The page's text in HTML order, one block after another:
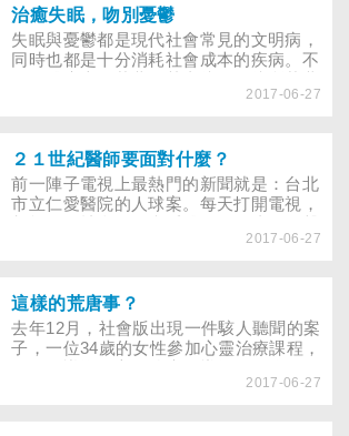
偏，造成的社會成本是很可觀的。今年在
香港參加SEBoD（亞洲減輕憂鬱症社會
經濟負擔研討會）時，看到世界衛生組織
在憂鬱症研究上已進入全球化，且即將發
表研究成果，在亞洲，幾乎所有國家都面
有各自的憂鬱症防治策略。
治癒失眠，吻別憂鬱
失眠與憂鬱都是現代社會常見的文明病，
同時也都是十分消耗社會成本的疾病。不
2017-06-27
２１世紀醫師要面對什麼？
前一陣子電視上最熱門的新聞就是：台北
市立仁愛醫院的人球案。每天打開電視，
音。衛生署也好、健保局也罷，權責單位
秘、高不可攀，愈是吸引觀眾注意。當
然，落井下石並不應該，看熱鬧外之餘，
醫師也到了該學習角色轉換的時候，除需
要具有醫術、醫德外，危機處理的能力更
2017-06-27
這樣的荒唐事？
去年12月，社會版出現一件駭人聽聞的案
子，一位34歲的女性參加心靈治療課程，
士。民國91年間，該女性因無法擺脫長期
2017-06-27